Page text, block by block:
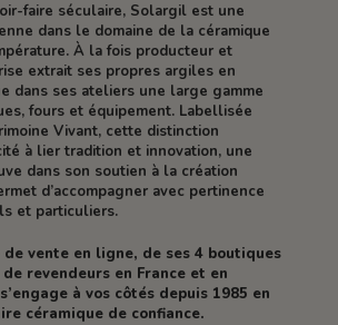
faire séculaire, Solargil est une
dans le domaine de la céramique
À la fois producteur et
extrait ses propres argiles en
dans ses ateliers une large gamme
fours et équipement. Labellisée
Vivant, cette distinction
à lier tradition et innovation, une
dans son soutien à la création
d’accompagner avec pertinence
et particuliers.
vente en ligne, de ses 4 boutiques
revendeurs en France et en
à vos côtés depuis 1985 en
céramique de confiance.